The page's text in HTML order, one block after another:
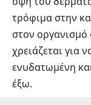
τρόφιμα στην
στον οργανισμό
χρειάζεται για
ενυδατωμένη
έξω.